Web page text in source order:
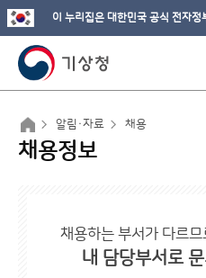
이 누리집은 대한민국 공식 전자정
알림·자료 채용
채용정보
채용하는 부서가 다르
내 담당부서로 문